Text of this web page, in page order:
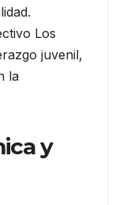
Los
juvenil,
la
y